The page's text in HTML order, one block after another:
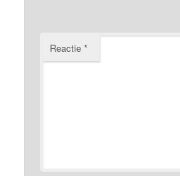
Reactie*